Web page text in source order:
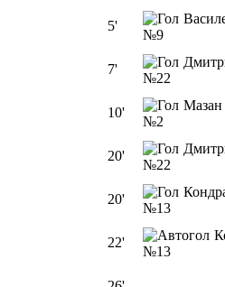
5'
№9
7'
№22
10'
№2
20'
№22
20'
№13
22'
№13